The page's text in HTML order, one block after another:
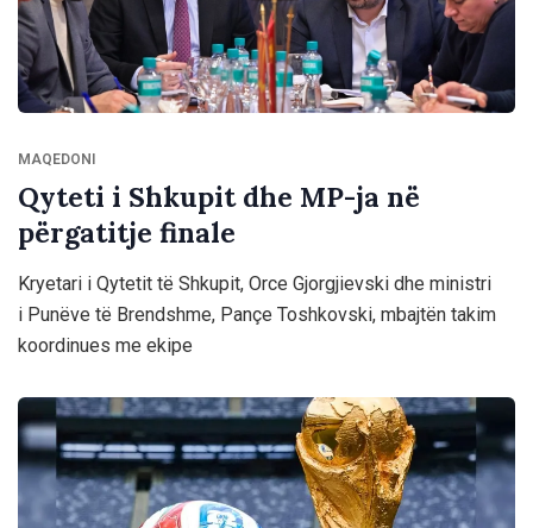
MAQEDONI
Qyteti i Shkupit dhe MP-ja në
përgatitje finale
Kryetari i Qytetit të Shkupit, Orce Gjorgjievski dhe ministri
i Punëve të Brendshme, Pançe Toshkovski, mbajtën takim
koordinues me ekipe